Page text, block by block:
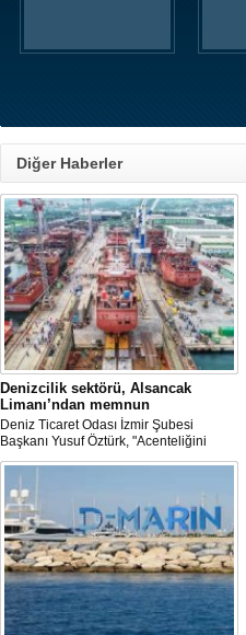
Diğer Haberler
Denizcilik sektörü, Alsancak
Limanı’ndan memnun
Deniz Ticaret Odası İzmir Şubesi
Başkanı Yusuf Öztürk, "Acenteliğini
yaptığımız gemi sayesinde süreci
baştan sona takip etme fırsatı buldum.
İlk günden itibaren hizmet anlayışındaki
değişimi hissettik. Operasyonlar çok
hızlı şekilde tamamlandı" dedi